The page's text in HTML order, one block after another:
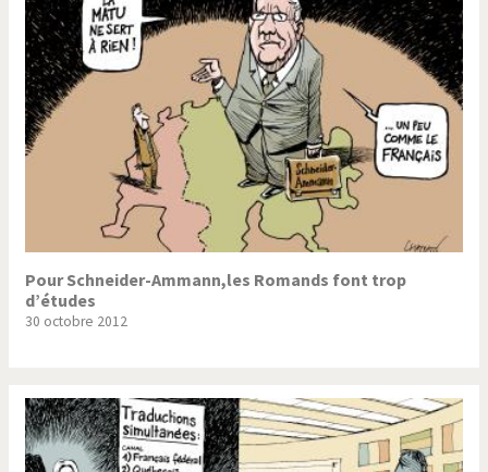
Pour Schneider-Ammann,les Romands font trop
d’études
30 octobre 2012